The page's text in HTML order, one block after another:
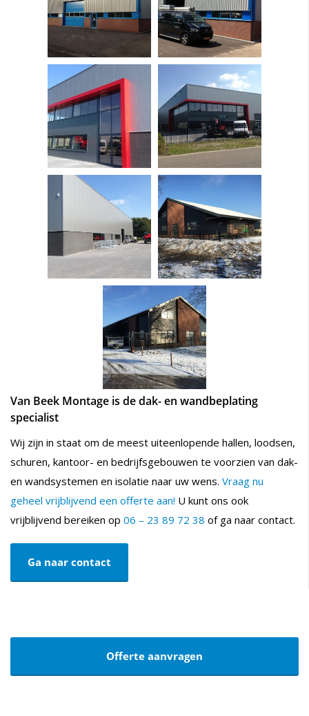
Van Beek Montage is de dak- en wandbeplating
specialist
Wij zijn in staat om de meest uiteenlopende hallen, loodsen,
schuren, kantoor- en bedrijfsgebouwen te voorzien van dak-
en wandsystemen en isolatie naar uw wens. Vraag nu
geheel vrijblijvend een offerte aan! U kunt ons ook
vrijblijvend bereiken op 06 – 23 89 72 38 of ga naar contact.
Ga naar contact
Offerte aanvragen